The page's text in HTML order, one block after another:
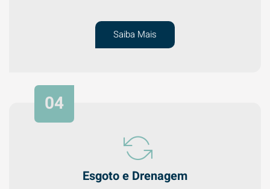
Saiba Mais
Esgoto e Drenagem
04